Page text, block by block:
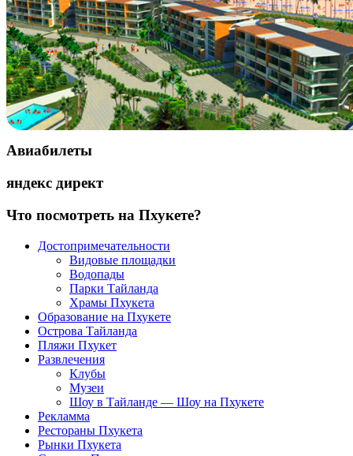
Авиабилеты
яндекс директ
Что посмотреть на Пхукете?
Достопримечательности
Видовые площадки
Водопады
Парки Тайланда
Храмы Пхукета
Образование на Пхукете
Острова Тайланда
Пляжи Пхукет
Развлечения
Клубы
Музеи
Шоу в Тайланде — Шоу на Пхукете
Рекламма
Рестораны Пхукета
Рынки Пхукета